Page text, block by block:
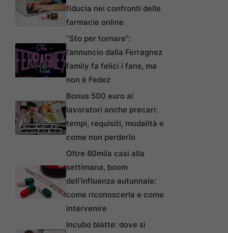
fiducia nei confronti delle
farmacie online
“Sto per tornare”:
l’annuncio dalla Ferragnez
family fa felici i fans, ma
non è Fedez
Bonus 500 euro ai
lavoratori anche precari:
tempi, requisiti, modalità e
come non perderlo
Oltre 80mila casi alla
settimana, boom
dell’influenza autunnale:
come riconoscerla e come
intervenire
Incubo blatte: dove si